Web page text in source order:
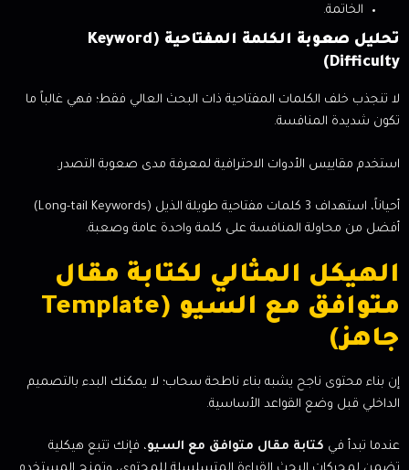
الخاتمة.
تحليل صعوبة الكلمة المفتاحية (Keyword
Difficulty)
لا تنجذب خلف الكلمات المفتاحية ذات البحث العالي فقط؛ فهي غالباً ما
تكون شديدة المنافسة.
استخدم مقاييس الأدوات الاحترافية لمعرفة مدى صعوبة التصدر.
أحياناً، استهداف 3 كلمات مفتاحية طويلة الذيل (Long-tail Keywords)
أفضل من محاولة المنافسة على كلمة واحدة عامة وصعبة.
الهيكل المثالي لكتابة مقال
متوافق مع السيو (Template
جاهز)
إن بناء محتوى ناجح يشبه بناء ناطحة سحاب؛ لا يمكنك البدء بالتصميم
الداخلي قبل وضع القواعد الأساسية.
عندما تبدأ في كتابة مقال متوافق مع السيو، فإنك تتبع هيكلية